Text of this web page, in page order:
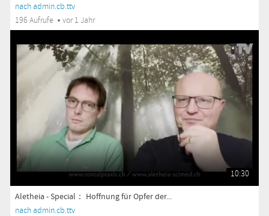
nach admin.cb.ttv
196 Aufrufe
vor 1 Jahr
10:30
Aletheia - Special： Hoffnung für Opfer der...
nach admin.cb.ttv